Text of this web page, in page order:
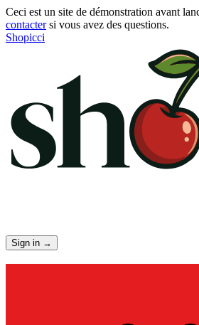
Ceci est un site de démonstration avant
contactersi vous avez des questions.
Shopicci
Sign in →